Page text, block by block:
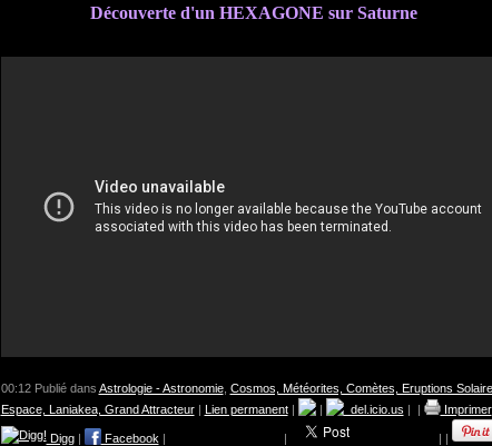
Découverte d'un HEXAGONE sur Saturne
00:12 Publié dans Astrologie - Astronomie, Cosmos, Météorites, Comètes, Eruptions
Espace, Laniakea, Grand Attracteur| Lien permanent| | del.icio.us | | Imprimer
Digg| Facebook | | | |